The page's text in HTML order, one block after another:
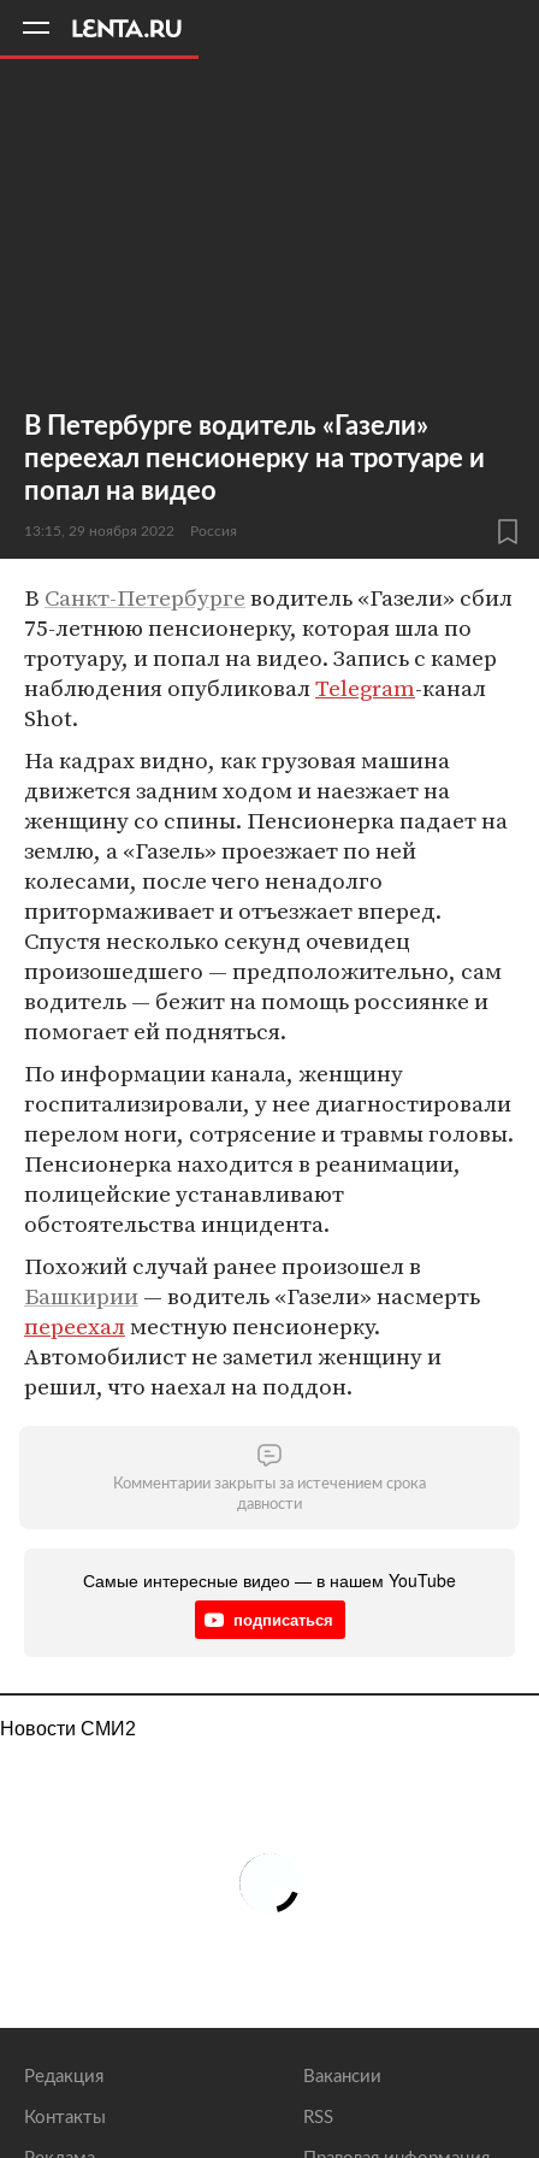
В Петербурге водитель «Газели»
переехал пенсионерку на тротуаре и
попал на видео
13:15, 29 ноября 2022 Россия
В Санкт-Петербургеводитель «Газели» сбил
75-летнюю пенсионерку, которая шла по
тротуару, и попал на видео. Запись с камер
наблюдения опубликовалTelegram-канал
Shot.
На кадрах видно, как грузовая машина
движется задним ходом и наезжает на
женщину со спины. Пенсионерка падает на
землю, а «Газель» проезжает по ней
колесами, после чего ненадолго
притормаживает и отъезжает вперед.
Спустя несколько секунд очевидец
произошедшего — предположительно, сам
водитель — бежит на помощь россиянке и
помогает ей подняться.
По информации канала, женщину
госпитализировали, у нее диагностировали
перелом ноги, сотрясение и травмы головы.
Пенсионерка находится в реанимации,
полицейские устанавливают
обстоятельства инцидента.
Похожий случай ранее произошел в
Башкирии— водитель «Газели» насмерть
переехалместную пенсионерку.
Автомобилист не заметил женщину и
решил, что наехал на поддон.
Комментарии закрыты за истечением срока
давности
Самые интересные видео — в нашем YouTube
подписаться
Новости СМИ2
Редакция
Контакты
Вакансии
RSS